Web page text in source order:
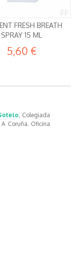
FRESH BREATH
SPRAY 15 ML
5,60 €
, Colegiada
Coruña. Oficina